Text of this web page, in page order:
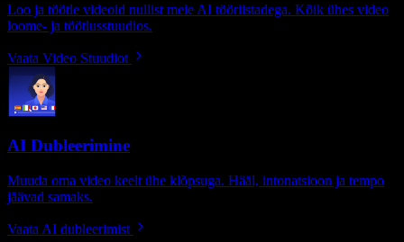
Loo ja töötle videoid nullist meie AI tööriistadega. Kõik ühes video
loome- ja töötlusstuudios.
Vaata Video Stuudiot
AI Dubleerimine
Muuda oma video keelt ühe klõpsuga. Hääl, intonatsioon ja tempo
jäävad samaks.
Vaata AI dubleerimist